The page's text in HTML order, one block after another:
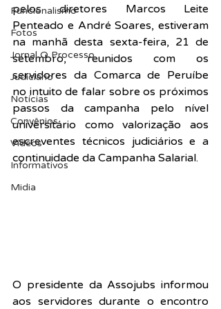
Funcionalismo
Fotos
Jornal O Processo
Judiciário
Notícias
Convênios
Vídeos
Informativos
Midia
pelos diretores Marcos Leite
Penteado e André Soares, estiveram
na manhã desta sexta-feira, 21 de
setembro, reunidos com os
servidores da Comarca de Peruíbe
no intuito de falar sobre os próximos
passos da campanha pelo nível
universitário como valorização aos
escreventes técnicos judiciários e a
continuidade da Campanha Salarial.
O presidente da Assojubs informou
aos servidores durante o encontro